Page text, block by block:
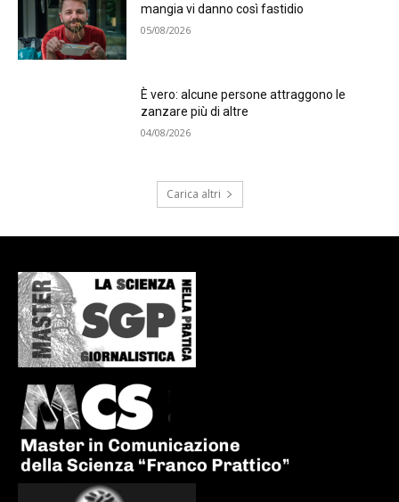
mangia vi danno così fastidio
05/08/2026
È vero: alcune persone attraggono le
zanzare più di altre
04/08/2026
Carica altri